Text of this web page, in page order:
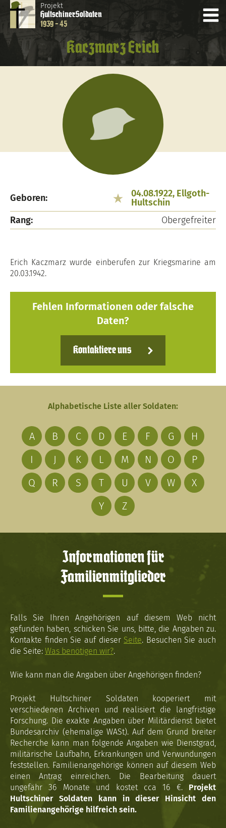
Projekt
HultschinerSoldaten
1939 - 45
Kaczmarz Erich
Geboren:
04.08.1922, Ellgoth-
Hultschin
Rang:
Obergefreiter
Erich Kaczmarz wurde einberufen zur Kriegsmarine am
20.03.1942.
Fehlen Informationen oder falsche
Daten?
Kontaktiere uns
Alphabetische Liste aller Soldaten:
A B C D E F G
H
I
J K L M N O
P
Q
R S T U V W
X
Y
Z
Informationen für
Familienmitglieder
Falls Sie Ihren Angehörigen auf diesem Web nicht
gefunden haben, schicken Sie uns, bitte, die Angaben zu.
Kontakte finden Sie auf dieser Seite. Besuchen Sie auch
die Seite: Was benötigen wir?.
Wie kann man die Angaben über Angehörigen finden?
Projekt Hultschiner Soldaten kooperiert mit
verschiedenen Archiven und realisiert die langfristige
Forschung. Die exakte Angaben über Militärdienst bietet
Bundesarchiv (ehemalige WASt). Auf dem Grund breiter
Recherche kann man folgende Angaben wie Dienstgrad,
militärische Laufbahn, Erkrankungen und Verwundungen
feststellen. Familienangehörige können auf diesem Web
einen Antrag einreichen. Die Bearbeitung dauert
ungefähr 36 Monate und kostet cca 16 €. Projekt
Hultschiner Soldaten kann in dieser Hinsicht den
Familienangehörige hilfreich sein.